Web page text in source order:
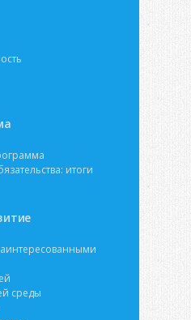
итоги
среды